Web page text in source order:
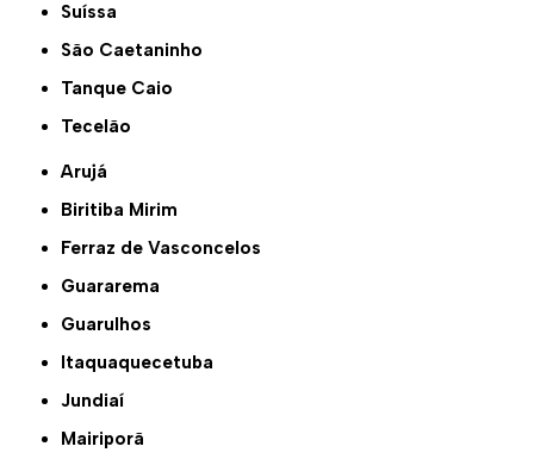
Suíssa
São Caetaninho
Tanque Caio
Tecelão
Arujá
Biritiba Mirim
Ferraz de Vasconcelos
Guararema
Guarulhos
Itaquaquecetuba
Jundiaí
Mairiporã